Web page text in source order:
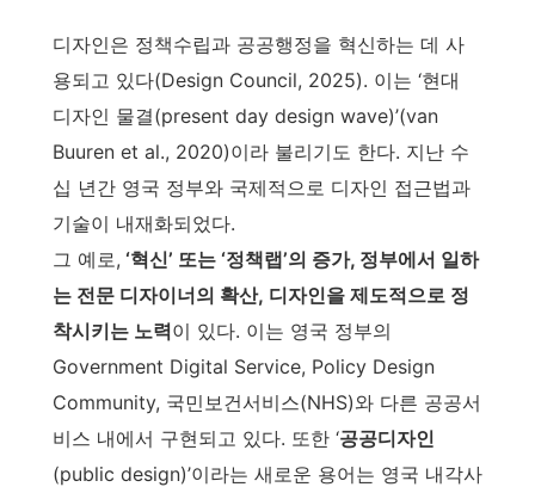
디자인은 정책수립과 공공행정을 혁신하는 데 사
용되고 있다(Design Council, 2025). 이는 ‘현대
디자인 물결(present day design wave)’(van
Buuren et al., 2020)이라 불리기도 한다. 지난 수
십 년간 영국 정부와 국제적으로 디자인 접근법과
기술이 내재화되었다.
그 예로, ‘혁신’ 또는 ‘정책랩’의 증가, 정부에서 일하
는 전문 디자이너의 확산, 디자인을 제도적으로 정
착시키는 노력이 있다. 이는 영국 정부의
Government Digital Service, Policy Design
Community, 국민보건서비스(NHS)와 다른 공공서
비스 내에서 구현되고 있다. 또한 ‘공공디자인
(public design)’이라는 새로운 용어는 영국 내각사